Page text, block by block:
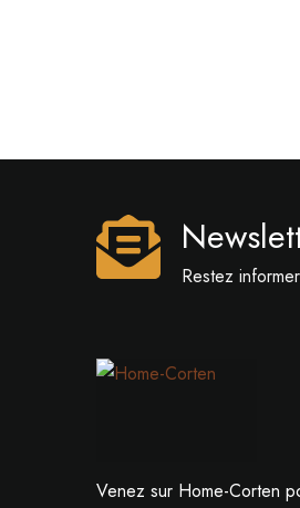
Restez
Venez sur Home-Corten